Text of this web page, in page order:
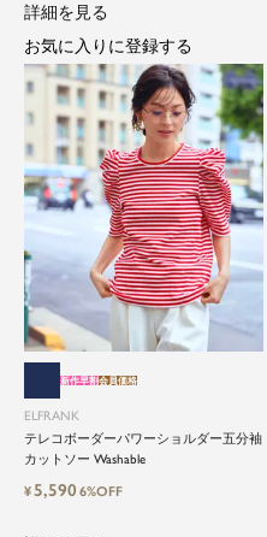
ELFRANK
テレコボーダーパワーショルダー五分袖
カットソー Washable
新作早割会員価格
¥5,5906%OFF
詳細を見る
お気に入りに登録する